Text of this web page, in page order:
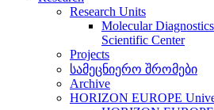
Research Units
Molecular
Scientific Center
Projects
სამეცნიერო შრომები
Archive
HORIZON EUROPE